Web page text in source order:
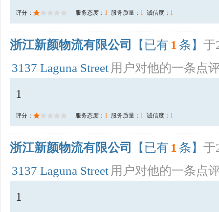
评分： 服务态度： 1 服务质量： 1 诚信度： 1
浙江新颜物流有限公司 【已有 1 条】 于
3137 Laguna Street 用户对他的一条点
1
评分： 服务态度： 1 服务质量： 1 诚信度： 1
浙江新颜物流有限公司 【已有 1 条】 于
3137 Laguna Street 用户对他的一条点
1